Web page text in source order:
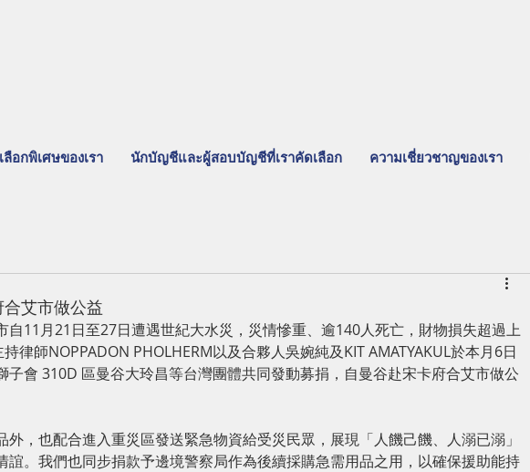
อกพิเศษของเรา นักบัญชีและผู้สอบบัญชีที่เราคัดเลือก ความเชี่ยวชาญของเรา
艾市做公益
自11月21日至27日遭遇世紀大水災，災情慘重、逾140人死亡，財物損失超過上
律師NOPPADON PHOLHERM以及合夥人吳婉純及KIT AMATYAKUL於本月6日
子會 310D 區曼谷大玲昌等台灣團體共同發動募捐，自曼谷赴宋卡府合艾市做公
外，也配合進入重災區發送緊急物資給受災民眾，展現「人饑己饑、人溺已溺」
誼。我們也同步捐款予邊境警察局作為後續採購急需用品之用，以確保援助能持